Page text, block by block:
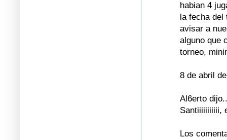
habian 4
la fecha
avisar a
alguno que
torneo,
8 de abril
Al6erto
Santiiiiiiiiiii,
Los